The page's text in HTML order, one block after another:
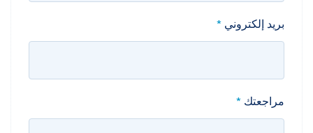
بريد إلكتروني*
مراجعتك*